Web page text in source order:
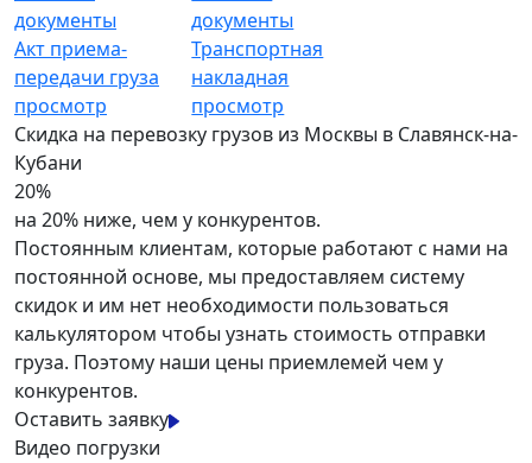
Акт приема-
передачи груза
просмотр
Транспортная
накладная
просмотр
Скидка на перевозку грузов из Москвы в Славянск-на-
Кубани
20%
на 20% ниже, чем у конкурентов.
Постоянным клиентам, которые работают с нами на
постоянной основе, мы предоставляем систему
скидок и им нет необходимости пользоваться
калькулятором чтобы узнать стоимость отправки
груза. Поэтому наши цены приемлемей чем у
конкурентов.
Оставить заявку
Видео погрузки